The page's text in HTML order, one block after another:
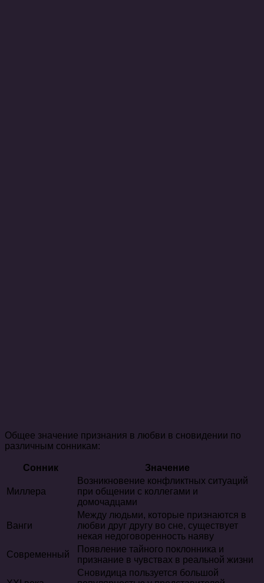
Общее значение признания в любви в сновидении по
различным сонникам:
Сонник Значение
Миллера
Возникновение конфликтных ситуаций
при общении с коллегами и
домочадцами
Ванги
Между людьми, которые признаются в
любви друг другу во сне, существует
некая недоговоренность наяву
Современный
Появление тайного поклонника и
признание в чувствах в реальной жизни
Сновидица пользуется большой